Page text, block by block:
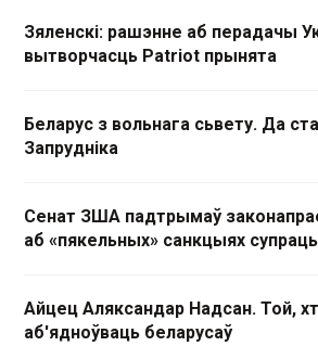
Зяленскі: рашэнне аб перадачы
вытворчасць Patriot прынята
Беларус з вольнага сьвету. Да
Запрудніка
Сенат ЗША падтрымаў
аб «пякельных» санкцыях
Айцец Аляксандар Надсан. Той,
аб'ядноўваць беларусаў